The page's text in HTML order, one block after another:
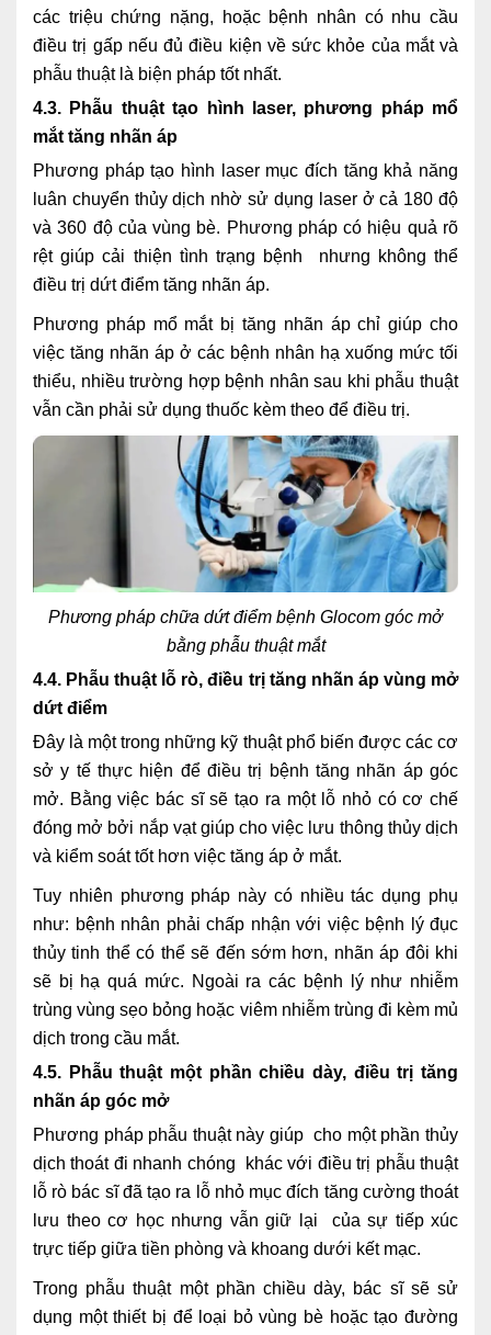
các triệu chứng nặng, hoặc bệnh nhân có nhu cầu
điều trị gấp nếu đủ điều kiện về sức khỏe của mắt và
phẫu thuật là biện pháp tốt nhất.
4.3. Phẫu thuật tạo hình laser, phương pháp mổ
mắt tăng nhãn áp
Phương pháp tạo hình laser mục đích tăng khả năng
luân chuyển thủy dịch nhờ sử dụng laser ở cả 180 độ
và 360 độ của vùng bè. Phương pháp có hiệu quả rõ
rệt giúp cải thiện tình trạng bệnh nhưng không thể
điều trị dứt điểm tăng nhãn áp.
Phương pháp mổ mắt bị tăng nhãn áp chỉ giúp cho
việc tăng nhãn áp ở các bệnh nhân hạ xuống mức tối
thiểu, nhiều trường hợp bệnh nhân sau khi phẫu thuật
vẫn cần phải sử dụng thuốc kèm theo để điều trị.
Phương pháp chữa dứt điểm bệnh Glocom góc mở
bằng phẫu thuật mắt
4.4. Phẫu thuật lỗ rò, điều trị tăng nhãn áp vùng mở
dứt điểm
Đây là một trong những kỹ thuật phổ biến được các cơ
sở y tế thực hiện để điều trị bệnh tăng nhãn áp góc
mở. Bằng việc bác sĩ sẽ tạo ra một lỗ nhỏ có cơ chế
đóng mở bởi nắp vạt giúp cho việc lưu thông thủy dịch
và kiểm soát tốt hơn việc tăng áp ở mắt.
Tuy nhiên phương pháp này có nhiều tác dụng phụ
như: bệnh nhân phải chấp nhận với việc bệnh lý đục
thủy tinh thể có thể sẽ đến sớm hơn, nhãn áp đôi khi
sẽ bị hạ quá mức. Ngoài ra các bệnh lý như nhiễm
trùng vùng sẹo bỏng hoặc viêm nhiễm trùng đi kèm mủ
dịch trong cầu mắt.
4.5. Phẫu thuật một phần chiều dày, điều trị tăng
nhãn áp góc mở
Phương pháp phẫu thuật này giúp cho một phần thủy
dịch thoát đi nhanh chóng khác với điều trị phẫu thuật
lỗ rò bác sĩ đã tạo ra lỗ nhỏ mục đích tăng cường thoát
lưu theo cơ học nhưng vẫn giữ lại của sự tiếp xúc
trực tiếp giữa tiền phòng và khoang dưới kết mạc.
Trong phẫu thuật một phần chiều dày, bác sĩ sẽ sử
dụng một thiết bị để loại bỏ vùng bè hoặc tạo đường